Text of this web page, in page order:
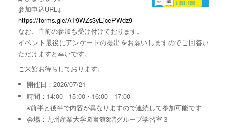
参加申込URL↓
https://forms.gle/AT9WZs3yEjcePWdz9
なお、直前の参加も受け付けております。
イベント最後にアンケートの提出をお願いしますのでご回答い
ただけますと幸いです。
ご来館お待ちしております。
開催日：2026/07/21
時間：14:00 - 15:00・16:00 - 17:00
※前半と後半で内容が異なりますので連続して参加可能です
会場：九州産業大学図書館3階グループ学習室３